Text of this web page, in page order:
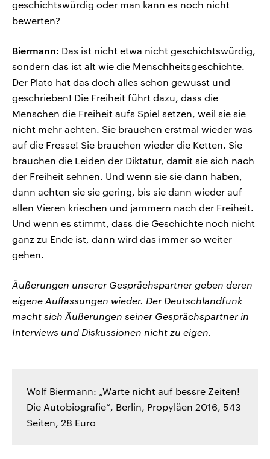
geschichtswürdig oder man kann es noch nicht
bewerten?
Biermann: Das ist nicht etwa nicht geschichtswürdig,
sondern das ist alt wie die Menschheitsgeschichte.
Der Plato hat das doch alles schon gewusst und
geschrieben! Die Freiheit führt dazu, dass die
Menschen die Freiheit aufs Spiel setzen, weil sie sie
nicht mehr achten. Sie brauchen erstmal wieder was
auf die Fresse! Sie brauchen wieder die Ketten. Sie
brauchen die Leiden der Diktatur, damit sie sich nach
der Freiheit sehnen. Und wenn sie sie dann haben,
dann achten sie sie gering, bis sie dann wieder auf
allen Vieren kriechen und jammern nach der Freiheit.
Und wenn es stimmt, dass die Geschichte noch nicht
ganz zu Ende ist, dann wird das immer so weiter
gehen.
Äußerungen unserer Gesprächspartner geben deren
eigene Auffassungen wieder. Der Deutschlandfunk
macht sich Äußerungen seiner Gesprächspartner in
Interviews und Diskussionen nicht zu eigen.
Wolf Biermann: „Warte nicht auf bessre Zeiten!
Die Autobiografie“, Berlin, Propyläen 2016, 543
Seiten, 28 Euro